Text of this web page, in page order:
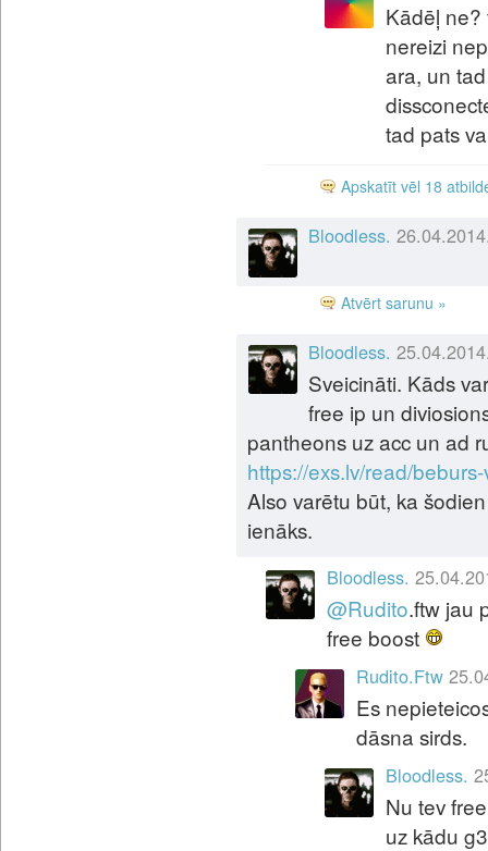
Kādēļ ne?
nereizi
ara, un
tad pats
Apskatīt vēl 18
Bloodless.
Atvērt sarunu »
Bloodless.
Sveicināti. Kāds
free ip un
pantheons uz acc un ad
https://exs.lv/read/
Also varētu būt, ka
ienāks.
Bloodless.
@Rudito.ftw jau
free boost
Rudito.Ftw
Es
dāsna sirds.
Bloodless.
Nu tev
uz kādu